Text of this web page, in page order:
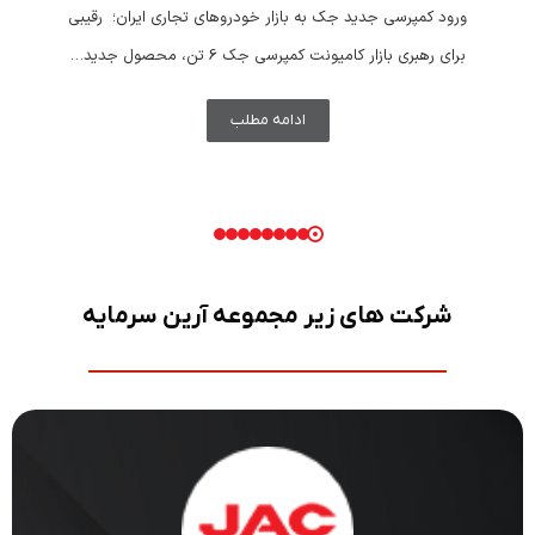
ورود کمپرسی جدید جک به بازار خودروهای تجاری ایران؛ رقیبی
برای رهبری بازار کامیونت کمپرسی جک 6 تن، محصول جدید…
ادامه مطلب
شرکت های زیر مجموعه آرین سرمایه
JAC MOTOR